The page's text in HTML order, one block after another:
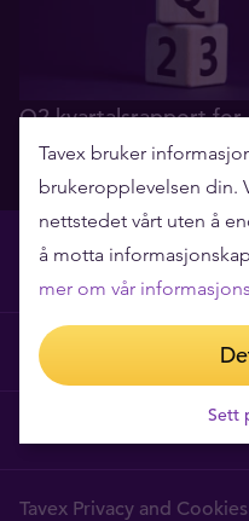
Q2 kvartalsrapport for
05.08.2026
Hvorfor Tavex?
Tavex Privacy and
Tavex bruker
brukeropplevelsen din.
nettstedet vårt uten å
å motta
mer om vår
Sett